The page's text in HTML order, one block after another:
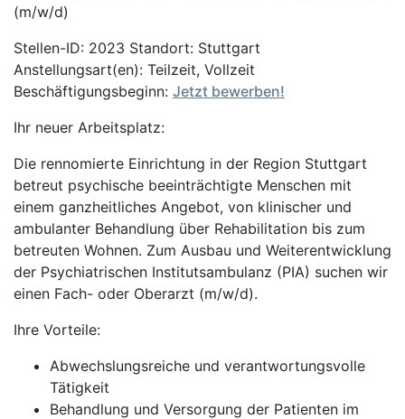
(m/w/d)
Stellen-ID: 2023 Standort: Stuttgart
Anstellungsart(en): Teilzeit, Vollzeit
Beschäftigungsbeginn: Jetzt bewerben!
Ihr neuer Arbeitsplatz:
Die rennomierte Einrichtung in der Region Stuttgart
betreut psychische beeinträchtigte Menschen mit
einem ganzheitliches Angebot, von klinischer und
ambulanter Behandlung über Rehabilitation bis zum
betreuten Wohnen. Zum Ausbau und Weiterentwicklung
der Psychiatrischen Institutsambulanz (PIA) suchen wir
einen Fach- oder Oberarzt (m/w/d).
Ihre Vorteile:
Abwechslungsreiche und verantwortungsvolle
Tätigkeit
Behandlung und Versorgung der Patienten im